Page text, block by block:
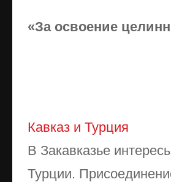
«За освоение
Кавказ и Турция
В Закавказье
Турции.